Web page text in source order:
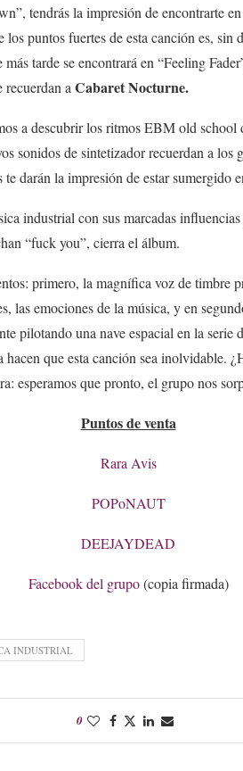
tendrás la impresión de encontrarte
puntos fuertes de esta canción es, sin
tarde se encontrará en “Feeling
recuerdan a Cabaret Nocturne.
a descubrir los ritmos EBM old
sonidos de sintetizador recuerdan a los
darán la impresión de estar sumergido
industrial con sus marcadas
“fuck you”, cierra el álbum.
primero, la magnífica voz de timbre
las emociones de la música, y en
pilotando una nave espacial en la serie
que esta canción sea inolvidable.
esperamos que pronto, el grupo nos
Puntos de venta
Rara Avis
POPoNAUT
DEEJAYDEAD
Facebook del grupo(copia firmada)
INDUSTRIAL
0